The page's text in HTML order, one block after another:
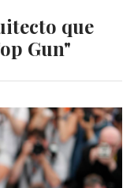
que
Gun"